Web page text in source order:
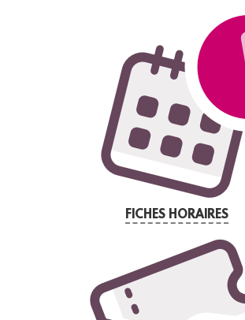
FICHES HORAIRES